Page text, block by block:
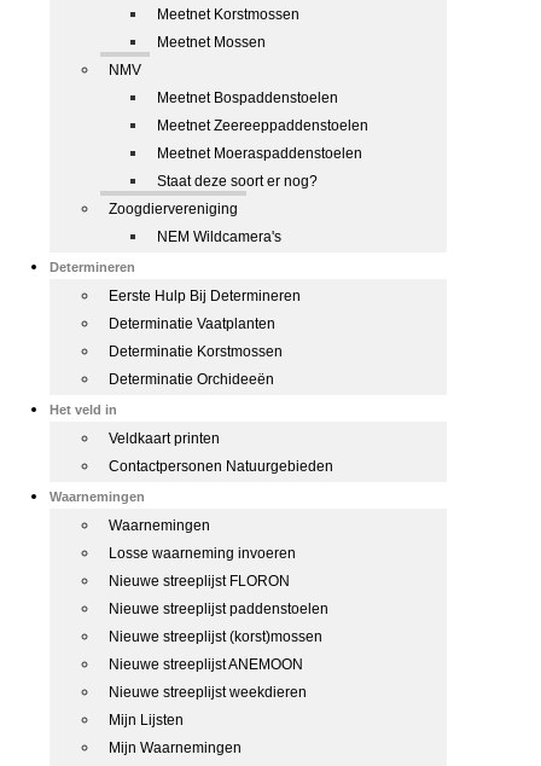
Meetnet Korstmossen
Meetnet Mossen
NMV
Meetnet Bospaddenstoelen
Meetnet Zeereeppaddenstoelen
Meetnet Moeraspaddenstoelen
Staat deze soort er nog?
Zoogdiervereniging
NEM Wildcamera's
Determineren
Eerste Hulp Bij Determineren
Determinatie Vaatplanten
Determinatie Korstmossen
Determinatie Orchideeën
Het veld in
Veldkaart printen
Contactpersonen Natuurgebieden
Waarnemingen
Waarnemingen
Losse waarneming invoeren
Nieuwe streeplijst FLORON
Nieuwe streeplijst paddenstoelen
Nieuwe streeplijst (korst)mossen
Nieuwe streeplijst ANEMOON
Nieuwe streeplijst weekdieren
Mijn Lijsten
Mijn Waarnemingen